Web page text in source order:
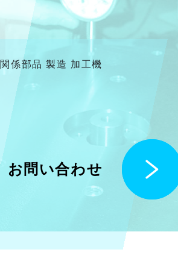
係部品 製造 加工機
お問い合わせ